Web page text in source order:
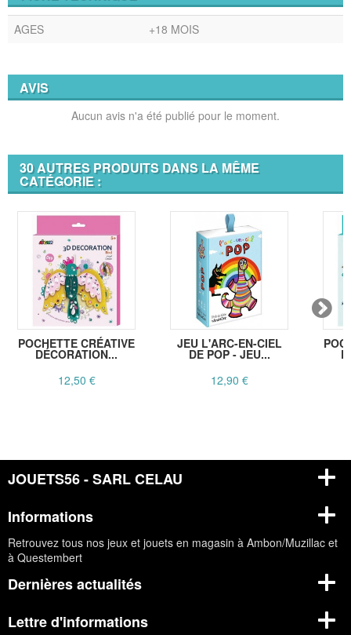
AGES +18 MOIS
AVIS
Aucun avis n'a été publié pour le moment.
30 AUTRES PRODUITS DANS LA MÊME
CATÉGORIE :
POCHETTE CRÉATIVE
DÉCORATION...
12,50 €
JEU L'ARC-EN-CIEL
DE POP - JEU...
12,90 €
JOUETS56 - SARL CELAU
Informations
Retrouvez tous nos jeux et jouets en magasin à Ambon/Muzillac et
à Questembert
Dernières actualités
Lettre d'informations